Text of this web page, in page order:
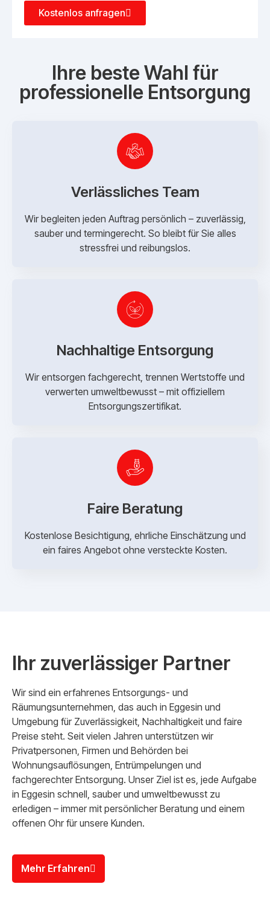
Kostenlos anfragen
Ihre beste Wahl für
professionelle Entsorgung
Verlässliches Team
Wir begleiten jeden Auftrag persönlich – zuverlässig,
sauber und termingerecht. So bleibt für Sie alles
stressfrei und reibungslos.
Nachhaltige Entsorgung
Wir entsorgen fachgerecht, trennen Wertstoffe und
verwerten umweltbewusst – mit offiziellem
Entsorgungszertifikat.
Faire Beratung
Kostenlose Besichtigung, ehrliche Einschätzung und
ein faires Angebot ohne versteckte Kosten.
Ihr zuverlässiger Partner
Wir sind ein erfahrenes Entsorgungs- und
Räumungsunternehmen, das auch in Eggesin und
Umgebung für Zuverlässigkeit, Nachhaltigkeit und faire
Preise steht. Seit vielen Jahren unterstützen wir
Privatpersonen, Firmen und Behörden bei
Wohnungsauflösungen, Entrümpelungen und
fachgerechter Entsorgung. Unser Ziel ist es, jede Aufgabe
in Eggesin schnell, sauber und umweltbewusst zu
erledigen – immer mit persönlicher Beratung und einem
offenen Ohr für unsere Kunden.
Mehr Erfahren